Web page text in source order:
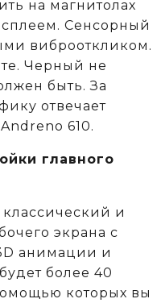
на магнитолах
Сенсорный
виброоткликом.
Черный не
быть. За
отвечает
610.
главного
и
экрана с
анимации и
более 40
которых вы